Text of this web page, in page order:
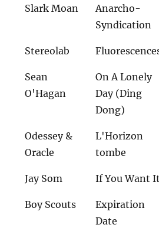
Slark Moan
Anarcho-
Syndication
Stereolab
Sean
O'Hagan
On A Lonely
Day (Ding
Dong)
Odessey &
Oracle
L'Horizon
tombe
Jay Som If You Want It
Boy Scouts
Expiration
Date